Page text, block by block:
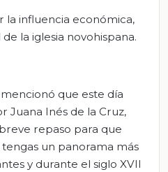
la influencia económica,
la iglesia novohispana.
que este día
Juana Inés de la Cruz,
repaso para que
un panorama más
y durante el siglo XVII